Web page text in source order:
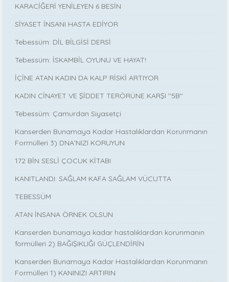
KARACİĞERİ YENİLEYEN 6 BESİN
SİYASET İNSANI HASTA EDİYOR
Tebessüm: DİL BİLGİSİ DERSİ
Tebessüm: İSKAMBİL OYUNU VE HAYAT!
İÇİNE ATAN KADIN DA KALP RİSKİ ARTIYOR
KADIN CİNAYET VE ŞİDDET TERÖRÜNE KARŞI ''5B''
Tebessüm: Çamurdan Siyasetçi
Kanserden Bunamaya Kadar Hastalıklardan Korunmanın
Formülleri 3) DNA'NIZI KORUYUN
172 BİN SESLİ ÇOCUK KİTABI
KANITLANDI: SAĞLAM KAFA SAĞLAM VÜCUTTA
TEBESSÜM
ATAN İNSANA ÖRNEK OLSUN
Kanserden bunamaya kadar hastalıklardan korunmanın
formülleri 2) BAĞIŞIKLIĞI GÜÇLENDİRİN
Kanserden Bunamaya Kadar Hastalıklardan Korunmanın
Formülleri 1) KANINIZI ARTIRIN